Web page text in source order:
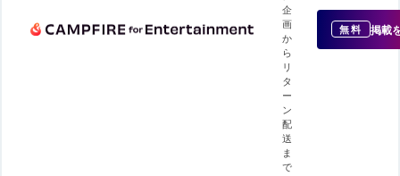
企
画
か
ら
リ
タ
ー
ン
配
送
ま
で
無料 掲載